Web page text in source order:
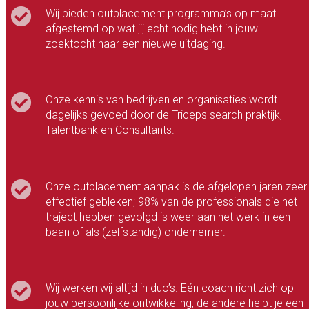
Wij bieden outplacement programma’s op maat
afgestemd op wat jij echt nodig hebt in jouw
zoektocht naar een nieuwe uitdaging.
Onze kennis van bedrijven en organisaties wordt
dagelijks gevoed door de Triceps search praktijk,
Talentbank en Consultants.
Onze outplacement aanpak is de afgelopen jaren zeer
effectief gebleken; 98% van de professionals die het
traject hebben gevolgd is weer aan het werk in een
baan of als (zelfstandig) ondernemer.
Wij werken wij altijd in duo’s. Eén coach richt zich op
jouw persoonlijke ontwikkeling, de andere helpt je een